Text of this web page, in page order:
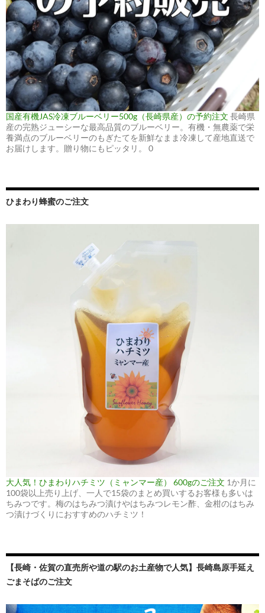
国産有機JAS冷凍ブルーベリー500g（長崎県産）の予約注文 長崎県
産の完熟ジューシーな最高品質のブルーベリー。有機・無農薬で栄
養満点のブルーベリーのもぎたてを新鮮なまま冷凍して産地直送で
お届けします。贈り物にもピッタリ。 0
ひまわり蜂蜜のご注文
大人気！ひまわりハチミツ（ミャンマー産） 600gのご注文 1か月に
100袋以上売り上げ、一人で15袋のまとめ買いするお客様も多いは
ちみつです。梅のはちみつ漬けやはちみつレモン酢、金柑のはちみ
つ漬けづくりにおすすめのハチミツ！
【長崎・佐賀の直売所や道の駅のお土産物で人気】長崎島原手延え
ごまそばのご注文